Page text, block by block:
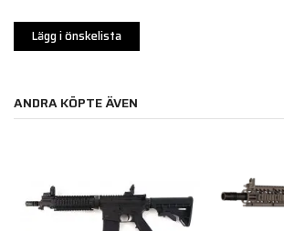
Lägg i önskelista
ANDRA KÖPTE ÄVEN